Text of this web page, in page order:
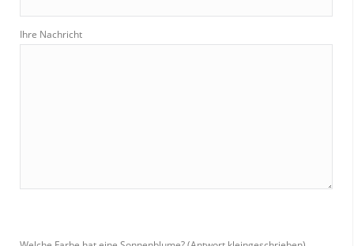
Ihre Nachricht